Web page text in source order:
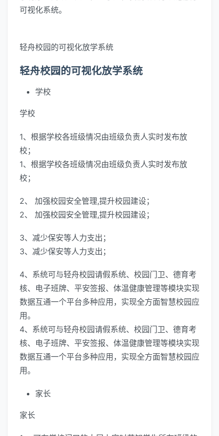
可视化系统。
轻舟校园的可视化放学系统
轻舟校园的可视化放学系统
学校
学校
1、根据学校各班级情况由班级负责人实时发布放
校；
1、根据学校各班级情况由班级负责人实时发布放
校；
2、 加强校园安全管理,提升校园建设；
2、 加强校园安全管理,提升校园建设；
3、减少保安等人力支出；
3、减少保安等人力支出；
4、系统可与轻舟校园请假系统、校园门卫、德育考
核、电子班牌、平安签报、体温健康管理等模块实现
数据互通一个平台多种应用，实现全方面智慧校园应
用。
4、系统可与轻舟校园请假系统、校园门卫、德育考
核、电子班牌、平安签报、体温健康管理等模块实现
数据互通一个平台多种应用，实现全方面智慧校园应
用。
家长
家长